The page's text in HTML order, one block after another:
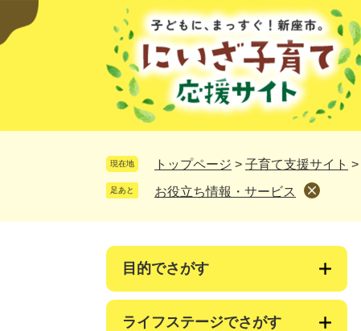
ー
ジ
ニ
ュ
へ
現在地 トップページ > 子育て支援サイト >
足あと お役立ち情報・サービス
目的でさがす
ライフステージでさがす